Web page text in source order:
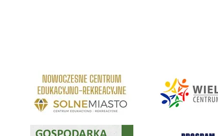
link do strony Centrum Edukacyjno Rekreacyjne
Gospodarka odpadami na terenie Miasta i Gminy WieliczkaProgram "Czyste Powietrze"